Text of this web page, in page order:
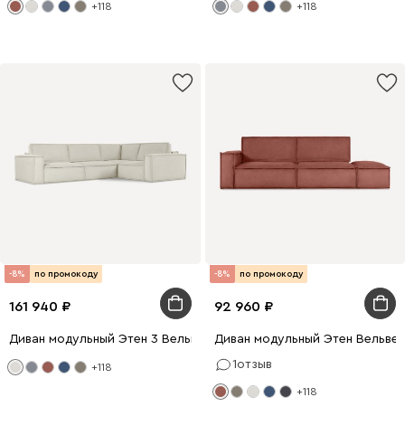
+118 +118
-8% по промокоду
161 940
Диван модульный Этен 3 Вельвет Молочный
+118
-8% по промокоду
92 960
Диван модульный Этен
1отзыв
+118